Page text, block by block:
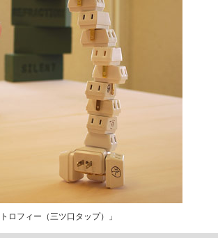
ロフィー（三ツ口タップ）」